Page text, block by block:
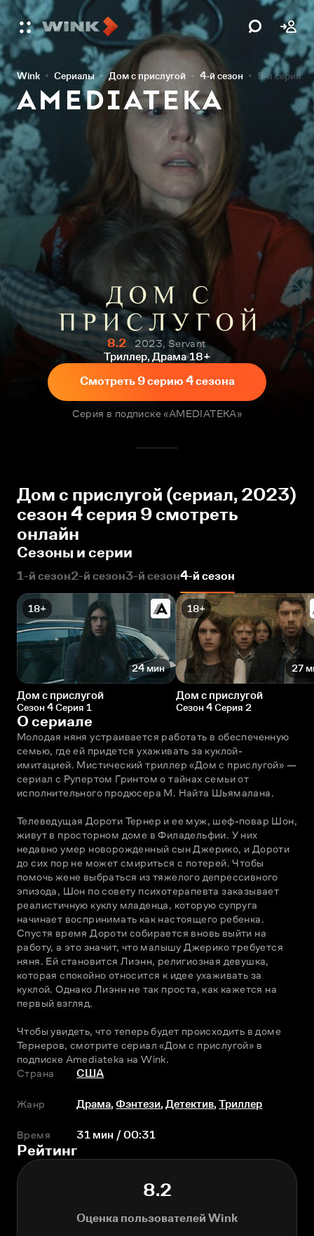
Wink Сериалы Дом с прислугой 4-й сезон 9-я серия
8.2
2023, Servant
Триллер, Драма 18+
Смотреть 9 серию 4 сезона
Серия в подписке «AMEDIATEKA»
Дом с прислугой (сериал, 2023)
сезон 4 серия 9 смотреть
онлайн
Сезоны и серии
1-й сезон2-й сезон3-й сезон4-й сезон
18+
24 мин
Дом с прислугой
Сезон 4 Серия 1
18+
27
Дом с прислугой
Сезон 4 Серия 2
О сериале
Молодая няня устраивается работать в обеспеченную
семью, где ей придется ухаживать за куклой-
имитацией. Мистический триллер «Дом с прислугой» —
сериал с Рупертом Гринтом о тайнах семьи от
исполнительного продюсера М. Найта Шьямалана.
Телеведущая Дороти Тернер и ее муж, шеф-повар Шон,
живут в просторном доме в Филадельфии. У них
недавно умер новорожденный сын Джерико, и Дороти
до сих пор не может смириться с потерей. Чтобы
помочь жене выбраться из тяжелого депрессивного
эпизода, Шон по совету психотерапевта заказывает
реалистичную куклу младенца, которую супруга
начинает воспринимать как настоящего ребенка.
Спустя время Дороти собирается вновь выйти на
работу, а это значит, что малышу Джерико требуется
няня. Ей становится Лиэнн, религиозная девушка,
которая спокойно относится к идее ухаживать за
куклой. Однако Лиэнн не так проста, как кажется на
первый взгляд.
Чтобы увидеть, что теперь будет происходить в доме
Тернеров, смотрите сериал «Дом с прислугой» в
подписке Amediateka на Wink.
Страна
США
Жанр Драма,Фэнтези,Детектив,Триллер
Время 31 мин / 00:31
Рейтинг
8.2
Оценка пользователей Wink